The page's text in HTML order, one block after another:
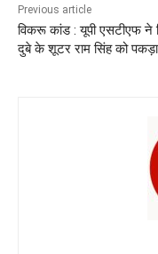
o
o
p
p
n
Previous article
विकरू कांड : यूपी एसटीएफ ने
दुबे के शूटर राम​ सिंह को पकड़ा